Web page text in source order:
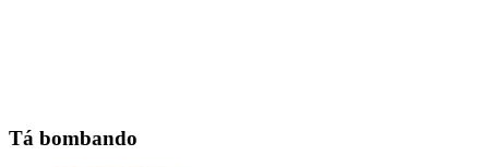
Tá bombando